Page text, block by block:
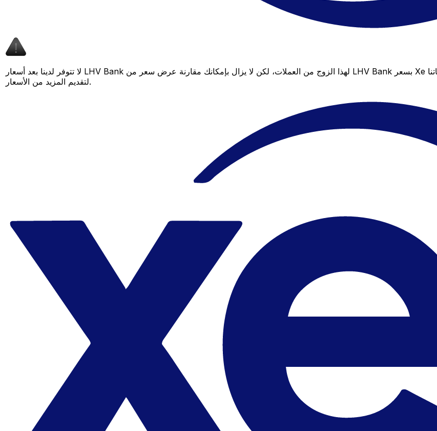
لا تتوفر لدينا بعد أسعار LHV Bank لهذا الزوج من العملات، لكن لا يزال بإمكانك مقارنة عرض سعر من LHV Bank بسعر Xe المباشر لمعرفة التوفير المحتمل. عد لاحقًا، فنحن نعمل باستمرار على توسيع بياناتنا
لتقديم المزيد من الأسعار.